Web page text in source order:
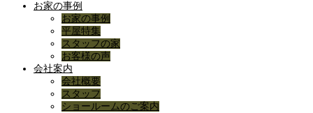
お家の事例
お家の事例
平屋特集
スタッフの家
お客様の声
会社案内
会社概要
スタッフ
ショールームのご案内